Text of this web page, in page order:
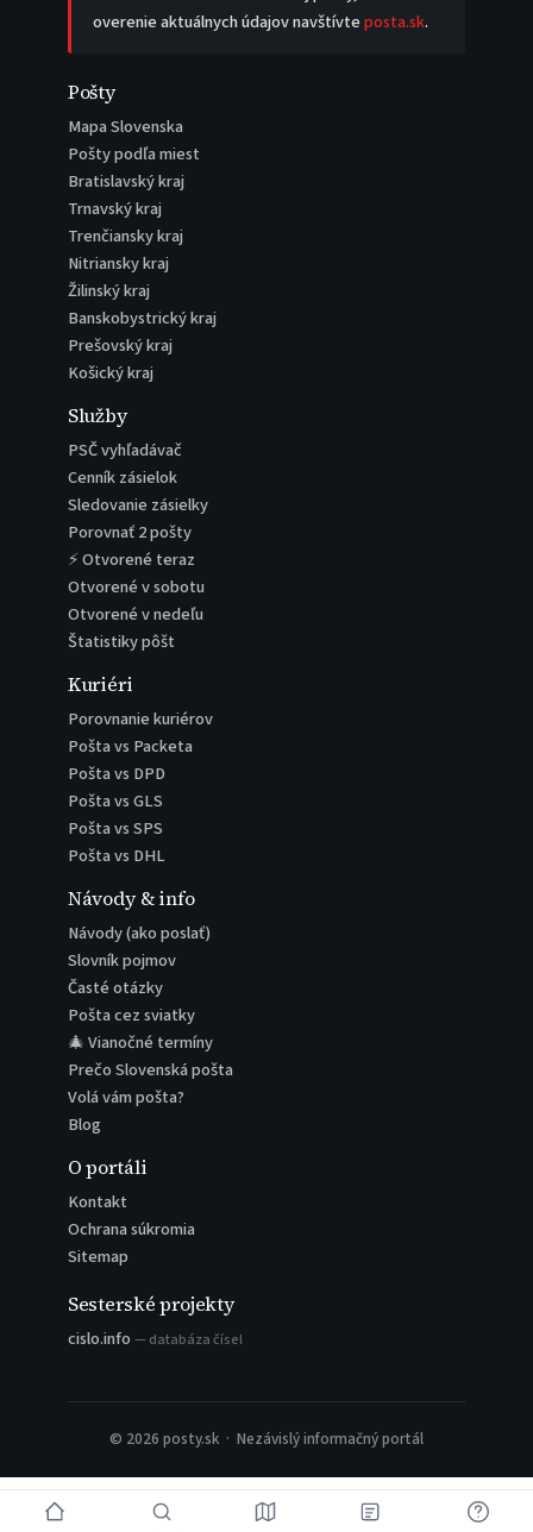
overenie aktuálnych údajov navštívteposta.sk.
Pošty
Mapa Slovenska
Pošty podľa miest
Bratislavský kraj
Trnavský kraj
Trenčiansky kraj
Nitriansky kraj
Žilinský kraj
Banskobystrický kraj
Prešovský kraj
Košický kraj
Služby
PSČ vyhľadávač
Cenník zásielok
Sledovanie zásielky
Porovnať 2 pošty
⚡ Otvorené teraz
Otvorené v sobotu
Otvorené v nedeľu
Štatistiky pôšt
Kuriéri
Porovnanie kuriérov
Pošta vs Packeta
Pošta vs DPD
Pošta vs GLS
Pošta vs SPS
Pošta vs DHL
Návody & info
Návody (ako poslať)
Slovník pojmov
Časté otázky
Pošta cez sviatky
🎄 Vianočné termíny
Prečo Slovenská pošta
Volá vám pošta?
Blog
O portáli
Kontakt
Ochrana súkromia
Sitemap
Sesterské projekty
cislo.info — databáza čísel
© 2026 posty.sk · Nezávislý informačný portál